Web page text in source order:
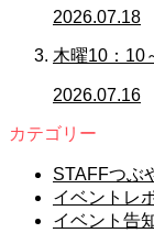
2026.07.18
木曜10：10
2026.07.16
カテゴリー
STAFFつぶ
イベントレ
イベント告